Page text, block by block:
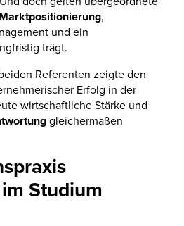
Marktpositionierung,
und ein
trägt.
Referenten zeigte den
Erfolg in der
wirtschaftliche Stärke und
gleichermaßen
Studium